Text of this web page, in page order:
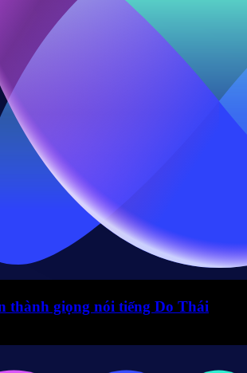
thành giọng nói tiếng Do Thái